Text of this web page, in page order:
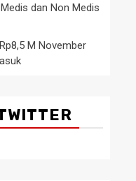
dan Non Medis
M November